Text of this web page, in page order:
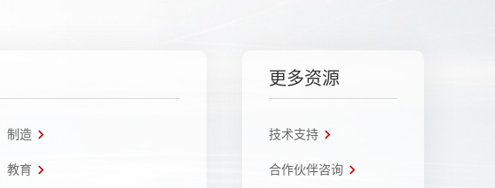
制造
教育
更多资源
技术支持
合作伙伴咨询